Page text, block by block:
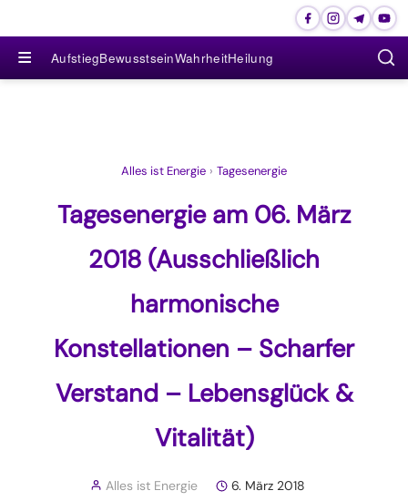
≡ AufstiegBewusstseinWahrheitHeilung
Alles ist Energie › Tagesenergie
Tagesenergie am 06. März
2018 (Ausschließlich
harmonische
Konstellationen – Scharfer
Verstand – Lebensglück &
Vitalität)
Alles ist Energie
6. März 2018